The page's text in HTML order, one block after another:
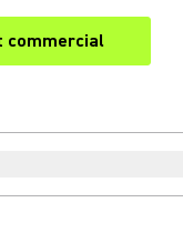
commercial